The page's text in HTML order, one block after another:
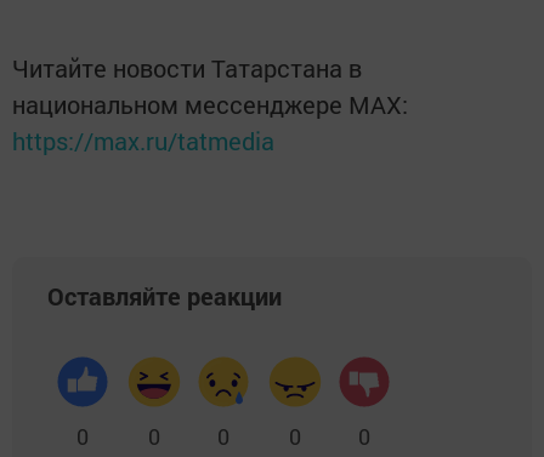
Читайте новости Татарстана в
национальном мессенджере MАХ:
https://max.ru/tatmedia
Оставляйте реакции
0 0 0 0 0